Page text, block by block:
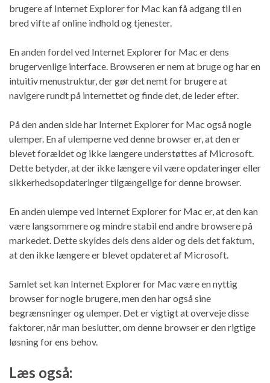
brugere af Internet Explorer for Mac kan få adgang til en
bred vifte af online indhold og tjenester.
En anden fordel ved Internet Explorer for Mac er dens
brugervenlige interface. Browseren er nem at bruge og har en
intuitiv menustruktur, der gør det nemt for brugere at
navigere rundt på internettet og finde det, de leder efter.
På den anden side har Internet Explorer for Mac også nogle
ulemper. En af ulemperne ved denne browser er, at den er
blevet forældet og ikke længere understøttes af Microsoft.
Dette betyder, at der ikke længere vil være opdateringer eller
sikkerhedsopdateringer tilgængelige for denne browser.
En anden ulempe ved Internet Explorer for Mac er, at den kan
være langsommere og mindre stabil end andre browsere på
markedet. Dette skyldes dels dens alder og dels det faktum,
at den ikke længere er blevet opdateret af Microsoft.
Samlet set kan Internet Explorer for Mac være en nyttig
browser for nogle brugere, men den har også sine
begrænsninger og ulemper. Det er vigtigt at overveje disse
faktorer, når man beslutter, om denne browser er den rigtige
løsning for ens behov.
Læs også: